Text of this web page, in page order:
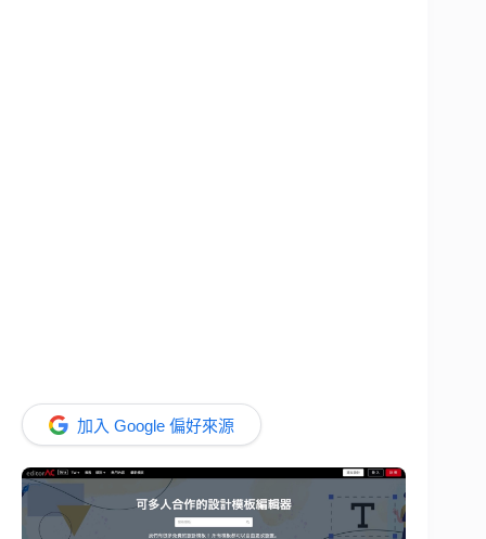
加入 Google 偏好來源